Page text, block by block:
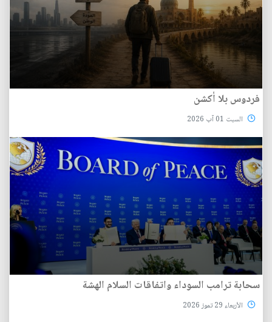
فردوس بلا أكشن
السبت 01 آب 2026
سحابة ترامب السوداء واتفاقات السلام الهشة
الأربعاء 29 تموز 2026